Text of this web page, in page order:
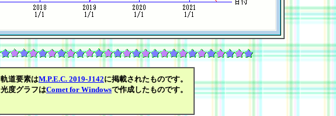
軌道要素はM.P.E.C. 2019-J142に掲載されたものです。
光度グラフはComet for Windowsで作成したものです。